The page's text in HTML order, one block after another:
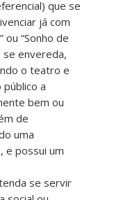
que se
já com
ou “Sonho de
se envereda,
o teatro e
a
bem ou
de
uma
e possui um
se servir